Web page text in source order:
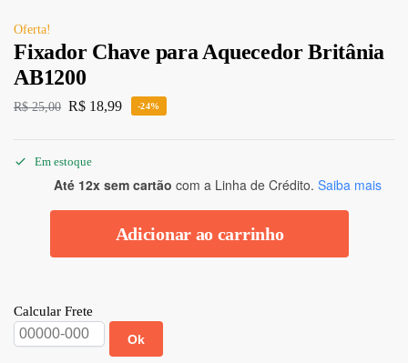
Oferta!
Fixador Chave para Aquecedor Britânia
AB1200
R$25,00 R$ 18,99 -24%
Em estoque
Até 12x sem cartão com a Linha de Crédito. Saiba mais
Adicionar ao carrinho
Calcular Frete
Ok